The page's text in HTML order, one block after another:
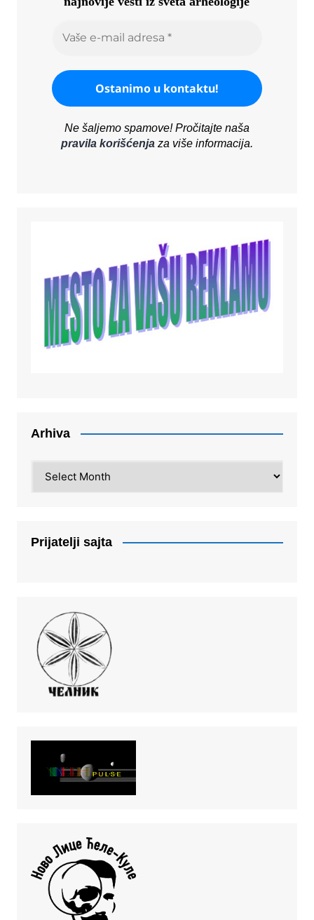
Ne šaljemo spamove! Pročitajte naša
pravila korišćenjaza više informacija.
Arhiva
Prijatelji sajta